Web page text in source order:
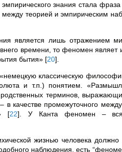
знания стала
теорией и эмпирическим
является лишь отражением
времени, то феномен
бытия» [20]
классическую
и т.п.) понятием.
терминов,
в качестве промежуточного
[22] . У Канта феномен –
жизнью человека
наблюдения, есть